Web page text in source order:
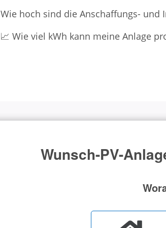
Wie hoch sind die Anschaffungs- und
📈 Wie viel kWh kann meine Anlage
Wunsch-PV-